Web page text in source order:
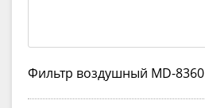
Фильтр воздушный MD-8360